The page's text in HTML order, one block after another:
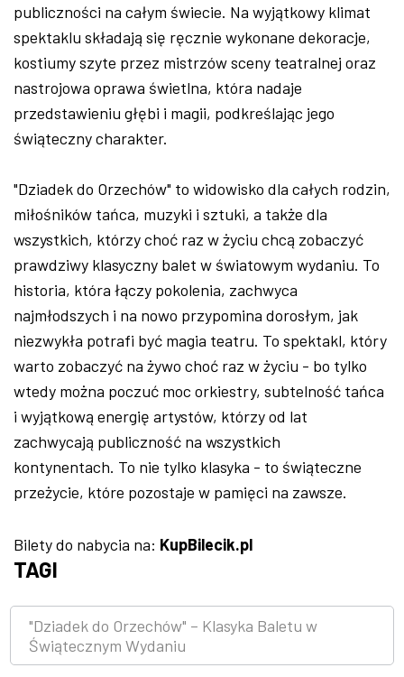
publiczności na całym świecie. Na wyjątkowy klimat
spektaklu składają się ręcznie wykonane dekoracje,
kostiumy szyte przez mistrzów sceny teatralnej oraz
nastrojowa oprawa świetlna, która nadaje
przedstawieniu głębi i magii, podkreślając jego
świąteczny charakter.
"Dziadek do Orzechów" to widowisko dla całych rodzin,
miłośników tańca, muzyki i sztuki, a także dla
wszystkich, którzy choć raz w życiu chcą zobaczyć
prawdziwy klasyczny balet w światowym wydaniu. To
historia, która łączy pokolenia, zachwyca
najmłodszych i na nowo przypomina dorosłym, jak
niezwykła potrafi być magia teatru. To spektakl, który
warto zobaczyć na żywo choć raz w życiu - bo tylko
wtedy można poczuć moc orkiestry, subtelność tańca
i wyjątkową energię artystów, którzy od lat
zachwycają publiczność na wszystkich
kontynentach. To nie tylko klasyka - to świąteczne
przeżycie, które pozostaje w pamięci na zawsze.
Bilety do nabycia na: KupBilecik.pl
TAGI
"Dziadek do Orzechów" – Klasyka Baletu w
Świątecznym Wydaniu